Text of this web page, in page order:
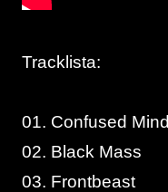
Tracklista:
01. Confused Mind
02. Black Mass
03. Frontbeast